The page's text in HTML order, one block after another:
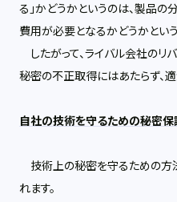
る」かどうかというのは、製品
費用が必要となるかどうかとい
したがって、ライバル会社のリ
秘密の不正取得にはあたらず、適
自社の技術を守るための秘密
技術上の秘密を守るための方
れます。